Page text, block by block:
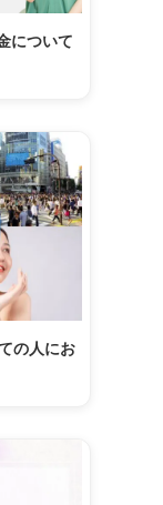
について
の人にお